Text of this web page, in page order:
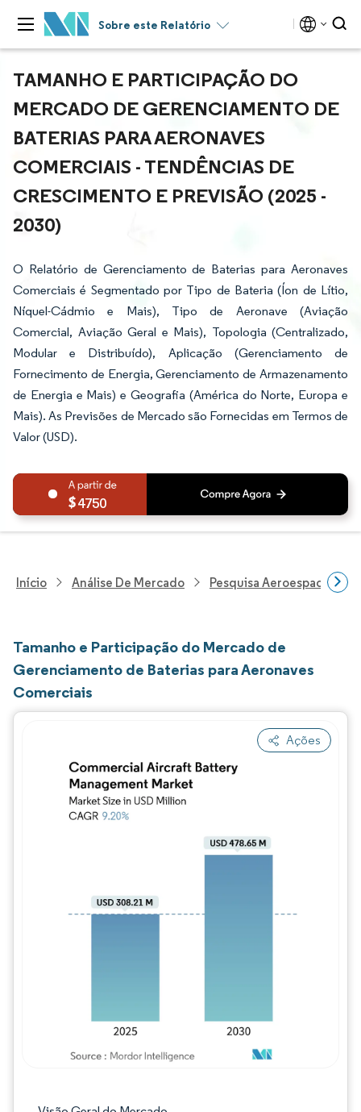
Sobre este Relatório
TAMANHO E PARTICIPAÇÃO DO
MERCADO DE GERENCIAMENTO DE
BATERIAS PARA AERONAVES
COMERCIAIS - TENDÊNCIAS DE
CRESCIMENTO E PREVISÃO (2025 -
2030)
O Relatório de Gerenciamento de Baterias para Aeronaves
Comerciais é Segmentado por Tipo de Bateria (Íon de Lítio,
Níquel-Cádmio e Mais), Tipo de Aeronave (Aviação
Comercial, Aviação Geral e Mais), Topologia (Centralizado,
Modular e Distribuído), Aplicação (Gerenciamento de
Fornecimento de Energia, Gerenciamento de Armazenamento
de Energia e Mais) e Geografia (América do Norte, Europa e
Mais). As Previsões de Mercado são Fornecidas em Termos de
Valor (USD).
4750
Início Análise De Mercado Pesquisa Aeroespacial E
Tamanho e Participação do Mercado de
Gerenciamento de Baterias para Aeronaves
Comerciais
Ações